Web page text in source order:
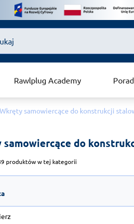
Rawlplug Academy
Wkręty samowiercące do konstrukcji
do
produktów w tej kategorii